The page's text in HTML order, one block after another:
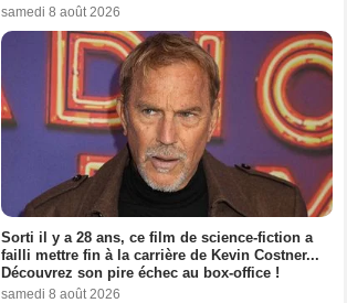
samedi 8 août 2026
Sorti il y a 28 ans, ce film de science-fiction a
failli mettre fin à la carrière de Kevin Costner...
Découvrez son pire échec au box-office !
samedi 8 août 2026